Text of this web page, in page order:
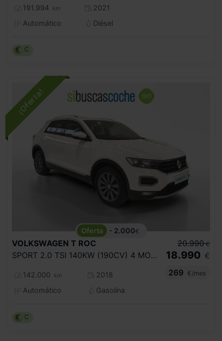
191.994 km
2021
Automático
Diésel
C
- 2.000€
VOLKSWAGEN T ROC
SPORT 2.0 TSI 140KW (190CV) 4 MOTION DSG
142.000 km
2018
Automático
Gasolina
20.990 €
18.990 €
269
€/mes
C